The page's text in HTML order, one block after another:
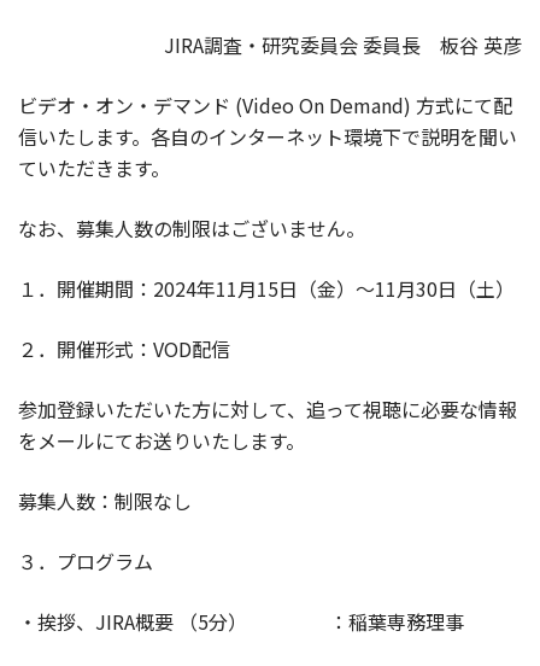
JIRA調査・研究委員会 委員長 板谷 英彦
ビデオ・オン・デマンド (Video On Demand) 方式にて配
信いたします。各自のインターネット環境下で説明を聞い
ていただきます。
なお、募集人数の制限はございません。
１．開催期間： 2024年11月15日（金）～11月30日（土）
２．開催形式：VOD配信
参加登録いただいた方に対して、追って視聴に必要な情報
をメールにてお送りいたします。
募集人数：制限なし
３．プログラム
・挨拶、 JIRA概要 （5分） ：稲葉専務理事